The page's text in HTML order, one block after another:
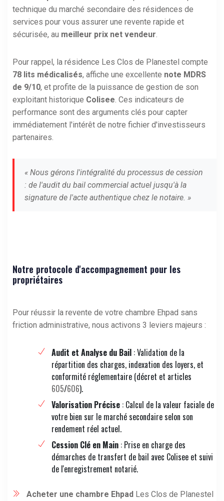
technique du marché secondaire des résidences de
services pour vous assurer une revente rapide et
sécurisée, au meilleur prix net vendeur
Pour rappel, la résidence Les Clos de Planestel compte
78 lits médicalisés, affiche une excellente note MDRS
de 9/10, et profite de la puissance de gestion de son
exploitant historique Colisee . Ces indicateurs de
performance sont des arguments clés pour capter
immédiatement l'intérêt de notre fichier d'investisseurs
partenaires.
« Nous gérons l'intégralité du processus de cession
: de l'audit du bail commercial actuel jusqu'à la
signature de l'acte authentique chez le notaire. »
Notre protocole d'accompagnement pour les
propriétaires
Pour réussir la revente de votre chambre Ehpad sans
friction administrative, nous activons 3 leviers majeurs :
Audit et Analyse du Bail : Validation de la
répartition des charges, indexation des loyers, et
conformité réglementaire (décret et articles
605/606).
Valorisation Précise : Calcul de la valeur faciale de
votre bien sur le marché secondaire selon son
rendement réel actuel.
Cession Clé en Main : Prise en charge des
démarches de transfert de bail avec Colisee et suivi
de l'enregistrement notarié.
Acheter une chambre Ehpad Les Clos de Planestel